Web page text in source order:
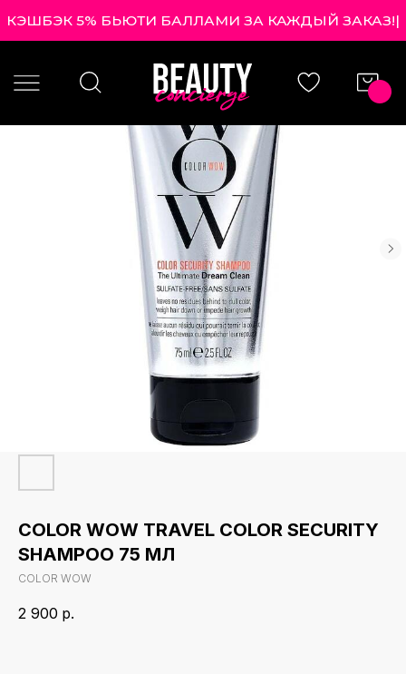
КЭШБЭК 5% БЬЮТИ БАЛЛАМИ ЗА КАЖДЫЙ ЗАКАЗ!|
COLOR WOW TRAVEL COLOR SECURITY
SHAMPOO 75 МЛ
COLOR WOW
2 900 р.